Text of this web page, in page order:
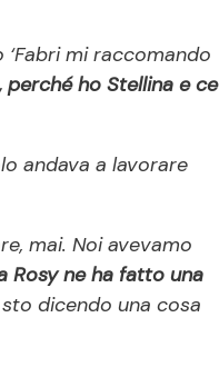
mi raccomando
ho Stellina e ce
andava a lavorare
mai. Noi avevamo
Rosy ne ha fatto una
dicendo una cosa